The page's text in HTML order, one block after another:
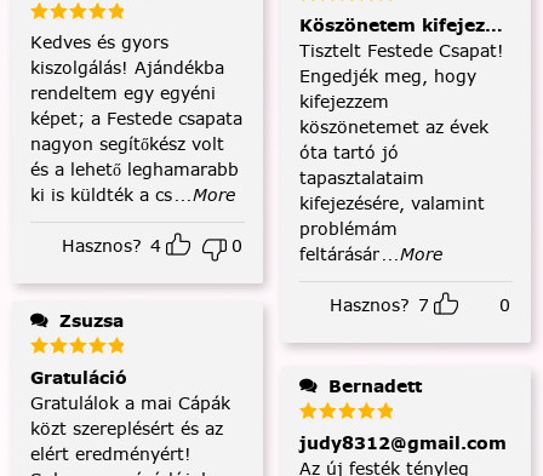
Kedves és gyors
kiszolgálás! Ajándékba
rendeltem egy egyéni
képet; a Festede csapata
nagyon segítőkész volt
és a lehető leghamarabb
ki is küldték a cs...More
Hasznos? 4 0
Zsuzsa
Gratuláció
Gratulálok a mai Cápák
közt szereplésért és az
elért eredményért!
Köszönetem kifejezése
Tisztelt Festede Csapat!
Engedjék meg, hogy
kifejezzem
köszönetemet az évek
óta tartó jó
tapasztalataim
kifejezésére, valamint
problémám
feltárásár...More
Hasznos? 7 0
Bernadett
judy8312@gmail.com
Az új festék tényleg